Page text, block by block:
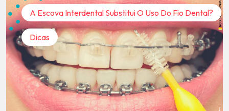
A Escova Interdental Substitui O Uso Do Fio Dental?
Dicas